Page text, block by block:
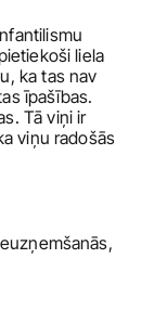
liela
ka tas nav
īpašības.
Tā viņi ir
viņu radošās